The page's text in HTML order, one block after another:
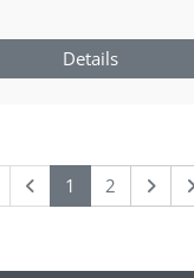
Details
1 2